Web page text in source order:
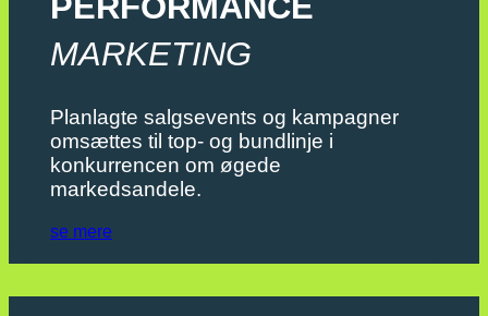
MARKETING
Planlagte salgsevents og kampagner
omsættes til top- og bundlinje i
konkurrencen om øgede
markedsandele.
se mere